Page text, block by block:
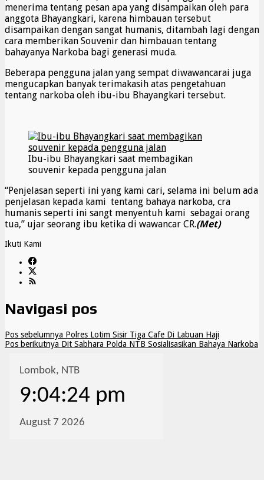
menerima tentang pesan apa yang disampaikan oleh para
anggota Bhayangkari, karena himbauan tersebut
disampaikan dengan sangat humanis, ditambah lagi dengan
cara memberikan Souvenir dan himbauan tentang
bahayanya Narkoba bagi generasi muda.
Beberapa pengguna jalan yang sempat diwawancarai juga
mengucapkan banyak terimakasih atas pengetahuan
tentang narkoba oleh ibu-ibu Bhayangkari tersebut.
Ibu-ibu Bhayangkari saat membagikan
souvenir kepada pengguna jalan
“Penjelasan seperti ini yang kami cari, selama ini belum ada
penjelasan kepada kami tentang bahaya narkoba, cra
humanis seperti ini sangt menyentuh kami sebagai orang
tua,” ujar seorang ibu ketika di wawancar CR.(Met)
Ikuti Kami
Navigasi pos
Pos sebelumnya Polres Lotim Sisir Tiga Cafe Di Labuan Haji
Pos berikutnya Dit Sabhara Polda NTB Sosialisasikan Bahaya Narkoba